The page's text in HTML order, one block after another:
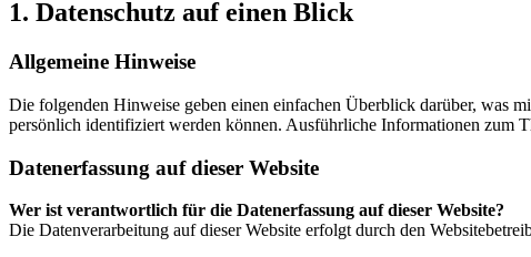
1. Datenschutz auf einen Blick
Allgemeine Hinweise
Die folgenden Hinweise geben einen einfachen Überblick darüber, was
persönlich identifiziert werden können. Ausführliche Informationen zum
Datenerfassung auf dieser Website
Wer ist verantwortlich für die Datenerfassung auf dieser Website?
Die Datenverarbeitung auf dieser Website erfolgt durch den